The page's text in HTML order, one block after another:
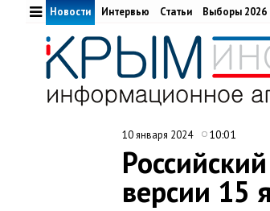
Новости Интервью Статьи Выборы 2026
10 января 2024 10:01
версии 15